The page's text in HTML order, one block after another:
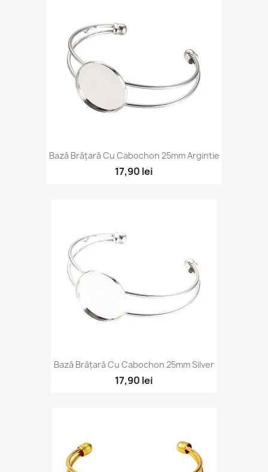
Bază Brățară Cu Cabochon 25mm Argintie
17,90 lei
Bază Brățară Cu Cabochon 25mm Silver
17,90 lei